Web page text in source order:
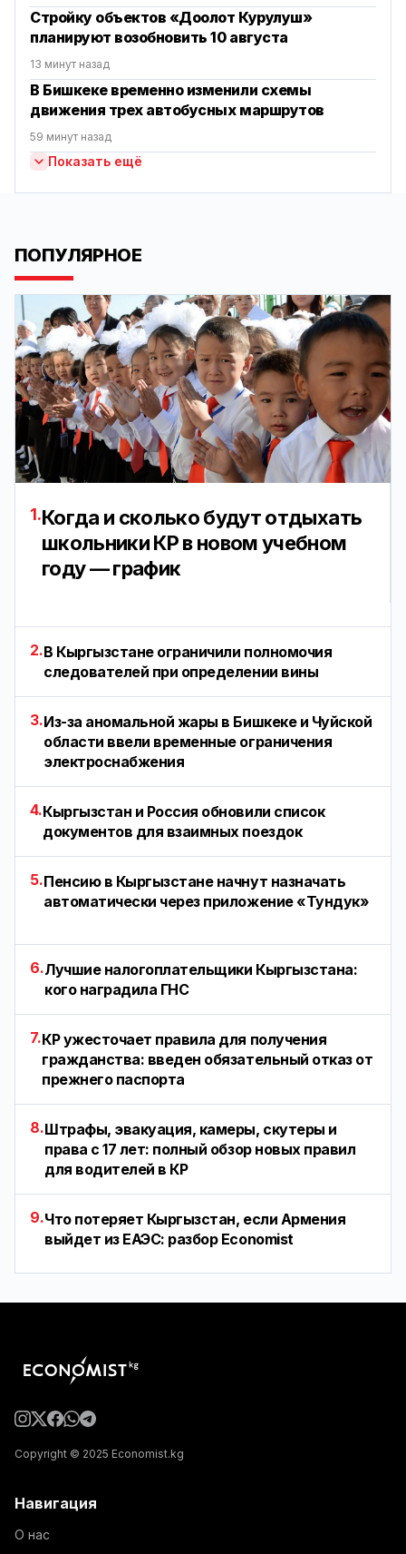
Стройку объектов «Доолот Курулуш»
планируют возобновить 10 августа
13 минут назад
В Бишкеке временно изменили схемы
движения трех автобусных маршрутов
59 минут назад
Показать ещё
ПОПУЛЯРНОЕ
1.Когда и сколько будут отдыхать
школьники КР в новом учебном
году — график
2.В Кыргызстане ограничили полномочия
следователей при определении вины
3.Из-за аномальной жары в Бишкеке и Чуйской
области ввели временные ограничения
электроснабжения
4.Кыргызстан и Россия обновили список
документов для взаимных поездок
5.Пенсию в Кыргызстане начнут назначать
автоматически через приложение «Тундук»
6.Лучшие налогоплательщики Кыргызстана:
кого наградила ГНС
7.КР ужесточает правила для получения
гражданства: введен обязательный отказ от
прежнего паспорта
8.Штрафы, эвакуация, камеры, скутеры и
права с 17 лет: полный обзор новых правил
для водителей в КР
9.Что потеряет Кыргызстан, если Армения
выйдет из ЕАЭС: разбор Economist
Copyright © 2025 Economist.kg
Навигация
О нас